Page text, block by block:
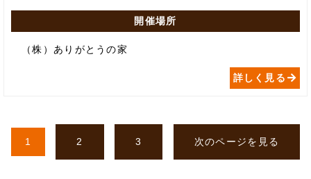
開催場所
（株）ありがとうの家
詳しく見る
1 2 3 次のページを見る